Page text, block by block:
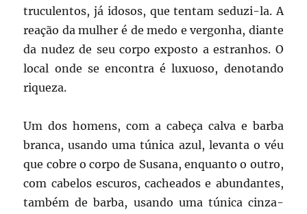
truculentos, já idosos, que tentam seduzi-la. A
reação da mulher é de medo e vergonha, diante
da nudez de seu corpo exposto a estranhos. O
local onde se encontra é luxuoso, denotando
riqueza.
Um dos homens, com a cabeça calva e barba
branca, usando uma túnica azul, levanta o véu
que cobre o corpo de Susana, enquanto o outro,
com cabelos escuros, cacheados e abundantes,
também de barba, usando uma túnica cinza-